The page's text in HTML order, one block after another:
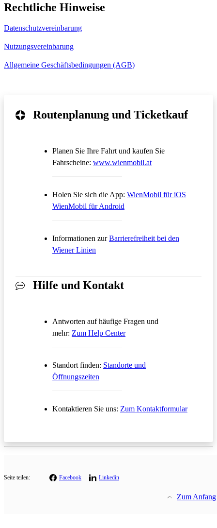
Rechtliche Hinweise
Datenschutzvereinbarung
Nutzungsvereinbarung
Allgemeine Geschäftsbedingungen (AGB)
Routenplanung und Ticketkauf
Planen Sie Ihre Fahrt und kaufen Sie
Fahrscheine: www.wienmobil.atÖffnet in einem
Holen Sie sich die App: WienMobil für iOS
WienMobil für Android
Informationen zurBarrierefreiheit bei den
Wiener Linien
Hilfe und Kontakt
Antworten auf häufige Fragen und
mehr: Zum Help CenterÖffnet in einem neuen Tab
Standort finden: Standorte und
Öffnungszeiten
Kontaktieren Sie uns: Zum KontaktformularÖffnet in
Seite teilen: Facebook Linkedin
Zum Anfang